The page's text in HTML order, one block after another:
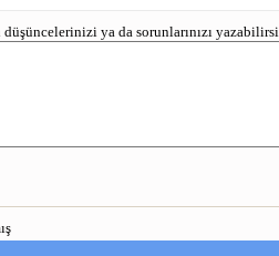
ya da sorunlarınızı